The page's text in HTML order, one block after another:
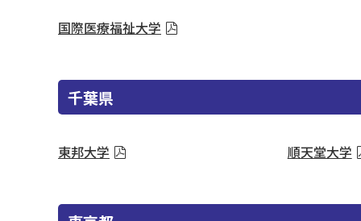
国際医療福祉大学
千葉県
東邦大学 順天堂大学